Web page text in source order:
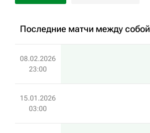
Последние матчи между собой
08.02.2026
23:00
15.01.2026
03:00